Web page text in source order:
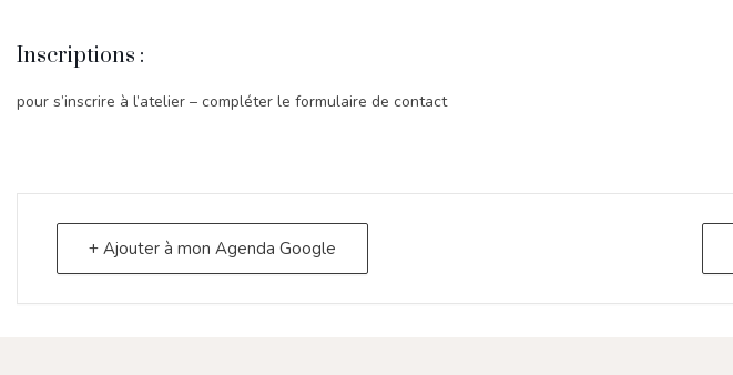
Inscriptions :
pour s’inscrire à l’atelier – compléter le formulaire de contact
+ Ajouter à mon Agenda Google